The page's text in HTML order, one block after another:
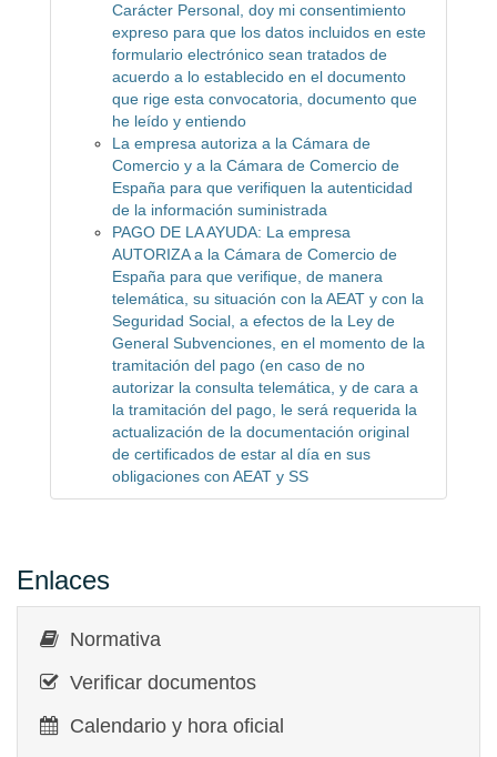
Carácter Personal, doy mi consentimiento
expreso para que los datos incluidos en este
formulario electrónico sean tratados de
acuerdo a lo establecido en el documento
que rige esta convocatoria, documento que
he leído y entiendo
La empresa autoriza a la Cámara de
Comercio y a la Cámara de Comercio de
España para que verifiquen la autenticidad
de la información suministrada
PAGO DE LA AYUDA: La empresa
AUTORIZA a la Cámara de Comercio de
España para que verifique, de manera
telemática, su situación con la AEAT y con la
Seguridad Social, a efectos de la Ley de
General Subvenciones, en el momento de la
tramitación del pago (en caso de no
autorizar la consulta telemática, y de cara a
la tramitación del pago, le será requerida la
actualización de la documentación original
de certificados de estar al día en sus
obligaciones con AEAT y SS
Enlaces
Normativa
Verificar documentos
Calendario y hora oficial